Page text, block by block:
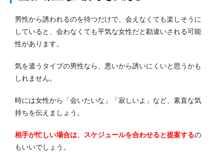
男性から誘われるのを待つだけで、会えなくても楽しそうに
していると、会わなくても平気な女性だと勘違いされる可能
性があります。
気を遣うタイプの男性なら、悪いから誘いにくいと思うかも
しれません。
時には女性から「会いたいな」「寂しいよ」など、素直な気
持ちを伝えましょう。
相手が忙しい場合は、スケジュールを合わせると提案するの
もいいでしょう。